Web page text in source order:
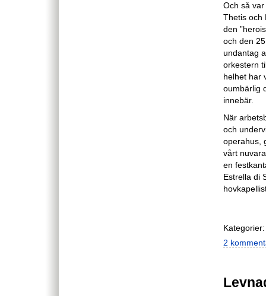
Och så
Thetis och
den
och den
undantag
orkestern
helhet har
oumbärlig
innebär.
När
och
operahus,
vårt
en
Estrella di
Kategorier:
2